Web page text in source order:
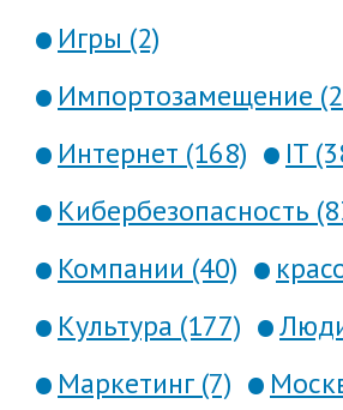
Игры (2)
Импортозамещение
Интернет (168)
IT
Кибербезопасность
Компании (40)
Культура (177)
Маркетинг (7)